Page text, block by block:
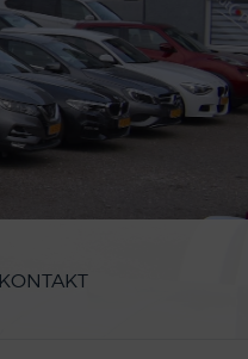
KONTAKT